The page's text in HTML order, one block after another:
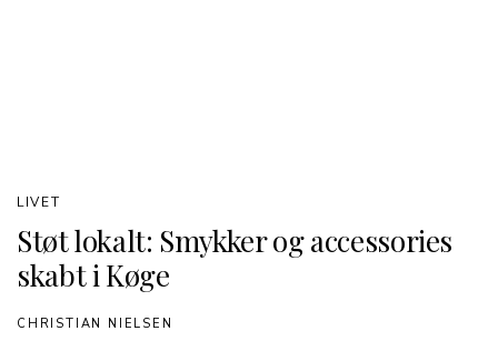
Støt lokalt: Smykker og accessories
skabt i Køge
LIVET
CHRISTIAN NIELSEN